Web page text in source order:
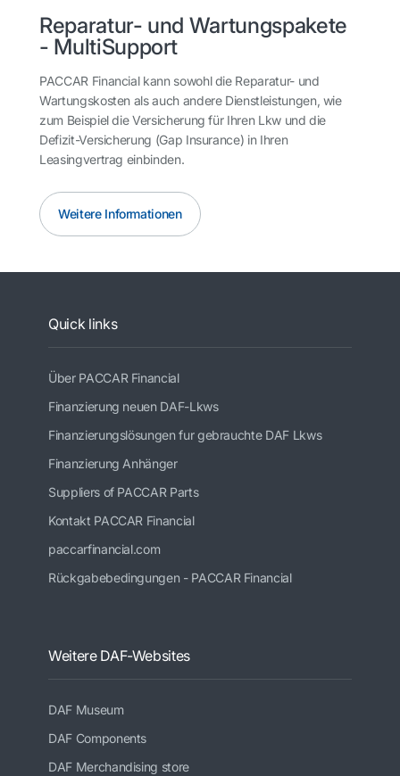
Reparatur- und Wartungspakete
- MultiSupport
PACCAR Financial kann sowohl die Reparatur- und
Wartungskosten als auch andere Dienstleistungen, wie
zum Beispiel die Versicherung für Ihren Lkw und die
Defizit-Versicherung (Gap Insurance) in Ihren
Leasingvertrag einbinden.
Weitere Informationen
Quick links
Über PACCAR Financial
Finanzierung neuen DAF-Lkws
Finanzierungslösungen fur gebrauchte DAF Lkws
Finanzierung Anhänger
Suppliers of PACCAR Parts
Kontakt PACCAR Financial
paccarfinancial.com
Rückgabebedingungen - PACCAR Financial
Weitere DAF-Websites
DAF Museum
DAF Components
DAF Merchandising store